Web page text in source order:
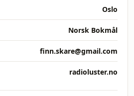
Oslo
Norsk Bokmål
finn.skare@gmail.com
radioluster.no